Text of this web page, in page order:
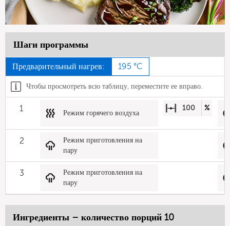
Шаги программы
Предварительный нагрев: 195 °C
Чтобы просмотреть всю таблицу, переместите ее вправо.
1 Режим горячего воздуха
100 %
2
Режим приготовления на
пару
3
Режим приготовления на
пару
Ингредиенты – количество порций 10